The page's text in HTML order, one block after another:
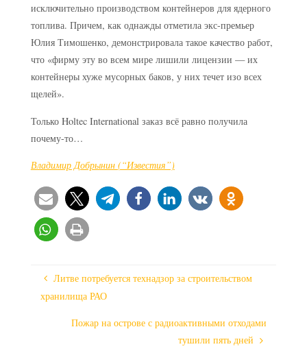
исключительно производством контейнеров для ядерного
топлива. Причем, как однажды отметила экс-премьер
Юлия Тимошенко, демонстрировала такое качество работ,
что «фирму эту во всем мире лишили лицензии — их
контейнеры хуже мусорных баков, у них течет изо всех
щелей».
Только Holtec International заказ всё равно получила
почему-то…
Владимир Добрынин (“Известия”)
Литве потребуется технадзор за строительством
хранилища РАО
Пожар на острове с радиоактивными отходами
тушили пять дней